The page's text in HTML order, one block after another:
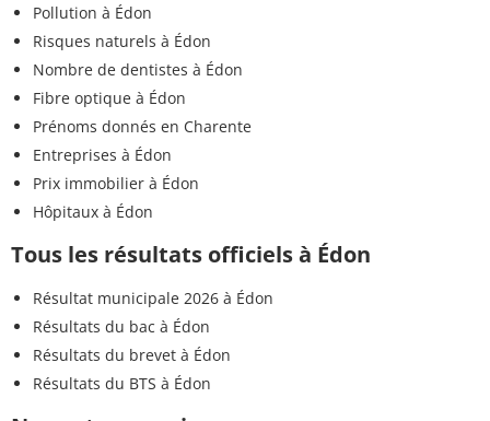
Pollution à Édon
Risques naturels à Édon
Nombre de dentistes à Édon
Fibre optique à Édon
Prénoms donnés en Charente
Entreprises à Édon
Prix immobilier à Édon
Hôpitaux à Édon
Tous les résultats officiels à Édon
Résultat municipale 2026 à Édon
Résultats du bac à Édon
Résultats du brevet à Édon
Résultats du BTS à Édon